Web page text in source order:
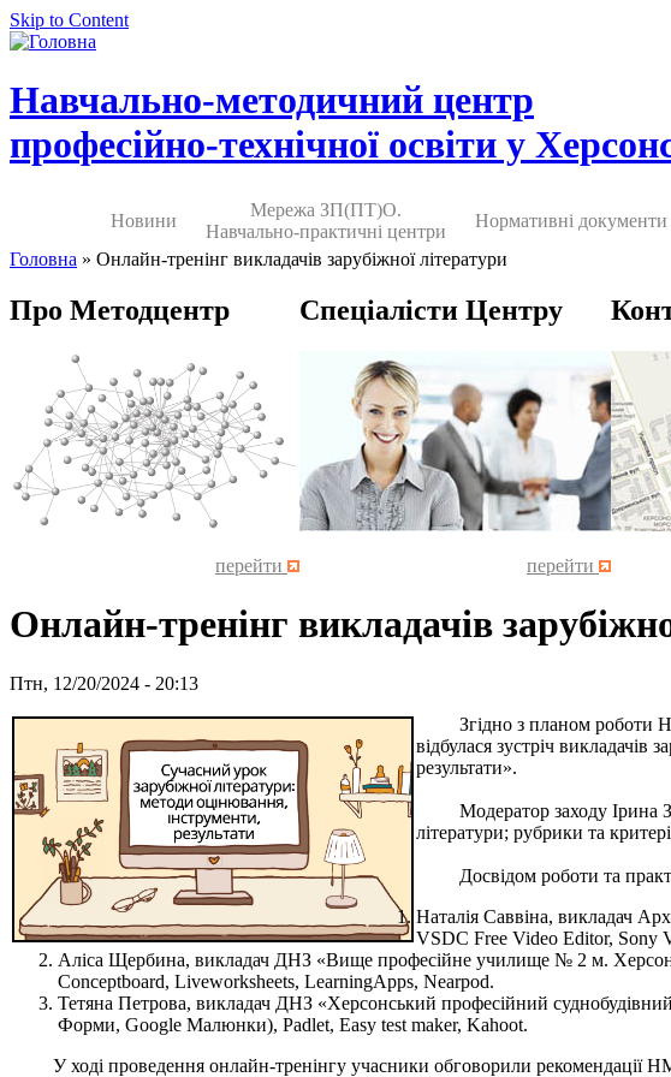
Skip to Content
Навчально-методичний центр
професійно-технічної освіти у
Новини
Мережа ЗП(ПТ)О.
Навчально-практичні центри
Нормативні документи
Головна » Онлайн-тренінг викладачів зарубіжної літератури
Про Методцентр
перейти
Спеціалісти Центру
перейти
Онлайн-тренінг викладачів
Птн, 12/20/2024 - 20:13
Згідно з планом роботи
відбулася зустріч
результати».
Модератор заходу Ірина
літератури; рубрики та
Досвідом роботи та
Наталія Саввіна, викладач
VSDC Free Video Editor, Sony
Аліса Щербина, викладач ДНЗ «Вище професійне училище № 2 м.
Сonceptboard, Liveworksheets, LearningApps, Nearpod.
Тетяна Петрова, викладач ДНЗ «Херсонський професійний
Форми, Google Малюнки), Padlet, Easy test maker, Kahoot.
У ході проведення онлайн-тренінгу учасники обговорили рекомендації